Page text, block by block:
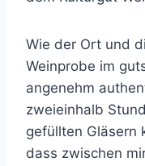
Wie der Ort und
Weinprobe im
angenehm
zweieinhalb
gefüllten Gläsern
dass zwischen